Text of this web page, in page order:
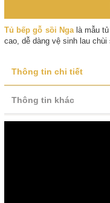
Tủ bếp gỗ sồi Ngalà mẫu tủ
cao, dễ dàng vệ sinh lau
Thông tin chi tiết
Thông tin khác